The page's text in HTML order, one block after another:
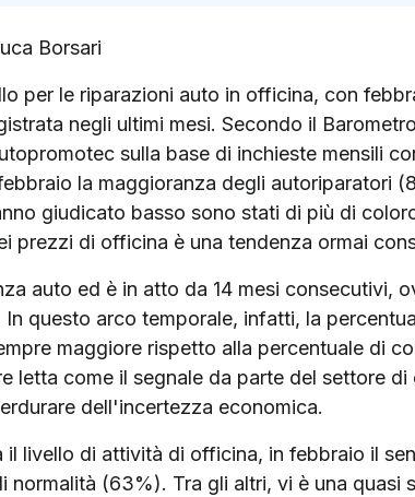
Borsari
per le riparazioni auto in officina, con
negli ultimi mesi. Secondo il
sulla base di inchieste mensili
la maggioranza degli autoriparatori
giudicato basso sono stati di più di
prezzi di officina è una tendenza ormai
auto ed è in atto da 14 mesi consecutivi,
questo arco temporale, infatti, la
maggiore rispetto alla percentuale di
letta come il segnale da parte del settore
dell'incertezza economica.
il livello di attività di officina, in febbraio il
normalità (63%). Tra gli altri, vi è una